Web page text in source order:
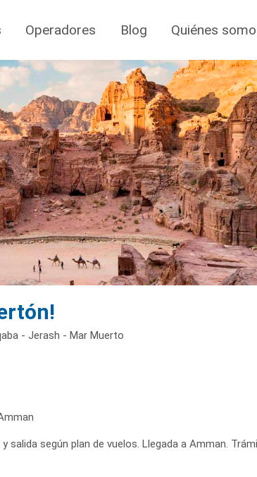
Operadores Blog Quiénes
- Jerash - Mar Muerto
y salida según plan de vuelos. Llegada a Amman.